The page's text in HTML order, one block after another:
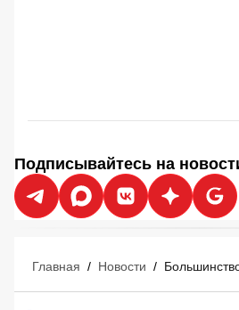
Подписывайтесь на
Главная / Новости /